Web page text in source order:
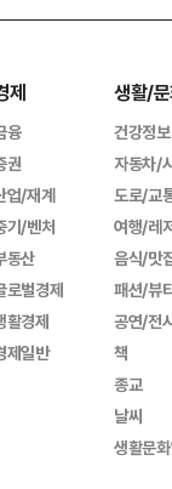
제
융
권
업/재계
기/벤처
동산
로벌경제
활경제
제일반
생활/
건강정보
자동차/
도로/교
여행/레
음식/맛
패션/뷰
공연/전
책
종교
날씨
생활문